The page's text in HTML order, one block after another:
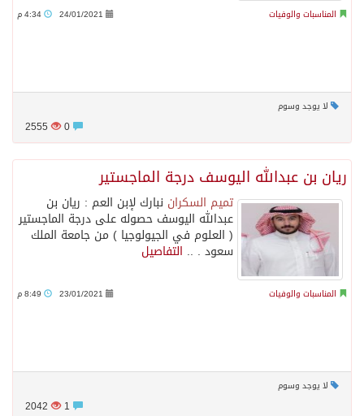
المناسبات والوفيات 24/01/2021
لا يوجد وسوم
2555
ريان بن عبدالله اليوسف درجة الماجستير
تميم السكران نبارك لإبن العم : ريان بن
عبدالله اليوسف حصوله على درجة الماجستير
( العلوم في الجيولوجيا ) من جامعة الملك
سعود . .. التفاصيل
المناسبات والوفيات 23/01/2021
لا يوجد وسوم
2042